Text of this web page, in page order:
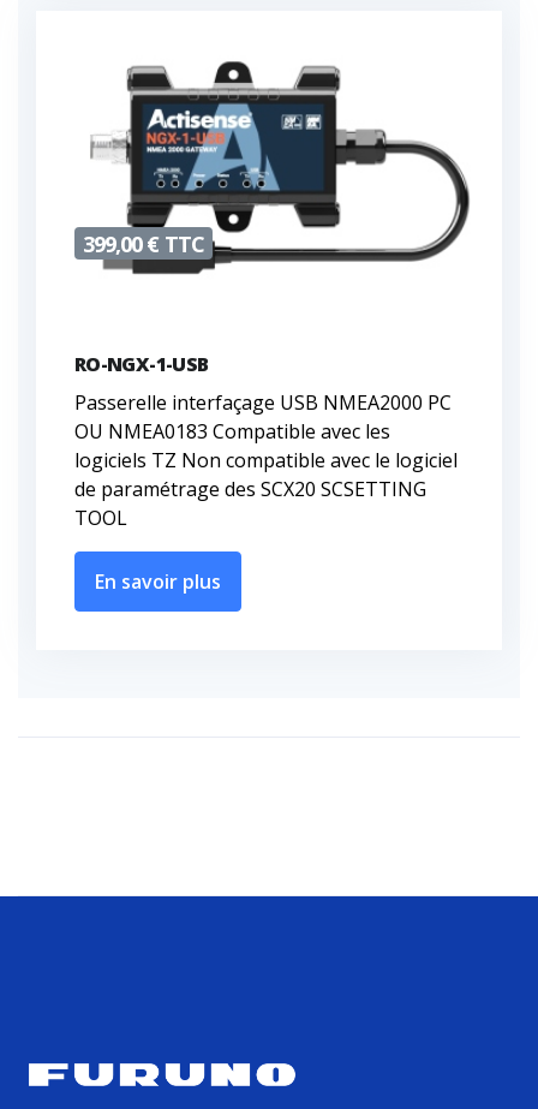
399,00 € TTC
RO-NGX-1-USB
Passerelle interfaçage USB NMEA2000 PC
OU NMEA0183 Compatible avec les
logiciels TZ Non compatible avec le logiciel
de paramétrage des SCX20 SCSETTING
TOOL
En savoir plus